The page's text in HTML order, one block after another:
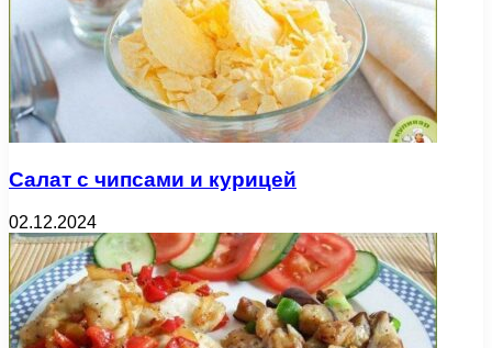
Салат с чипсами и курицей
02.12.2024